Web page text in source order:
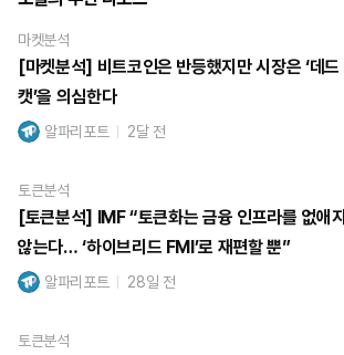
마켓분석
[마켓분석] 비트코인은 반등했지만 시장은 ‘데드
캣’을 의심한다
알파리포트 2달 전
토큰분석
[토큰분석] IMF “토큰화는 금융 인프라를 없애지
않는다… ‘하이브리드 FMI’로 재편할 뿐”
알파리포트 28일 전
토큰분석